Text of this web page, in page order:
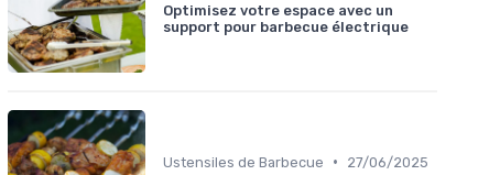
Optimisez votre espace avec un
support pour barbecue électrique
Ustensiles de Barbecue •
27/06/2025